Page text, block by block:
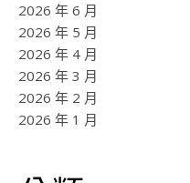
2026 年 6 月
2026 年 5 月
2026 年 4 月
2026 年 3 月
2026 年 2 月
2026 年 1 月